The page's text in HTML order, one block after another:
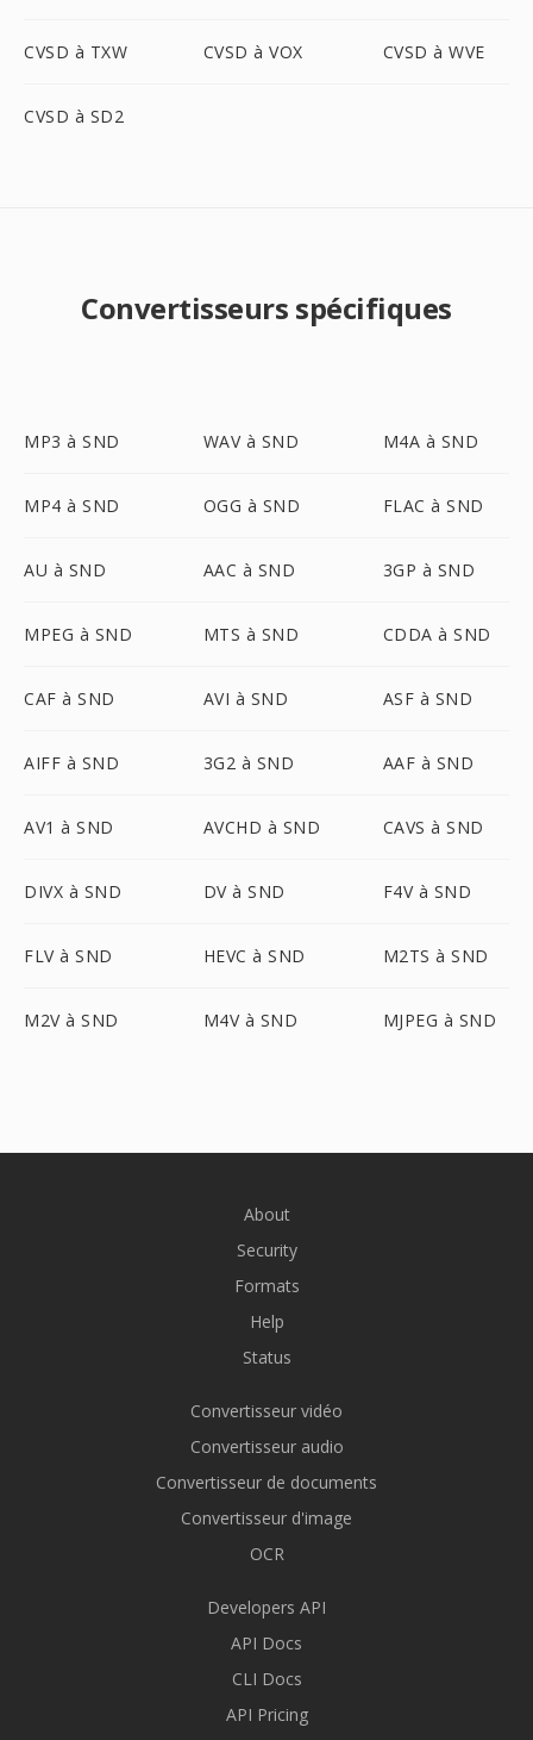
CVSD à TXW CVSD à VOX CVSD à WVE
CVSD à SD2
Convertisseurs spécifiques
MP3 à SND WAV à SND M4A à SND
MP4 à SND OGG à SND FLAC à SND
AU à SND AAC à SND 3GP à SND
MPEG à SND MTS à SND CDDA à SND
CAF à SND AVI à SND ASF à SND
AIFF à SND 3G2 à SND AAF à SND
AV1 à SND AVCHD à SND CAVS à SND
DIVX à SND DV à SND F4V à SND
FLV à SND HEVC à SND M2TS à SND
M2V à SND M4V à SND MJPEG à SND
About
Security
Formats
Help
Status
Convertisseur vidéo
Convertisseur audio
Convertisseur de documents
Convertisseur d'image
OCR
Developers API
API Docs
CLI Docs
API Pricing